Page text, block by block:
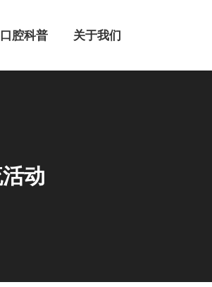
口腔科普 关于我们
动